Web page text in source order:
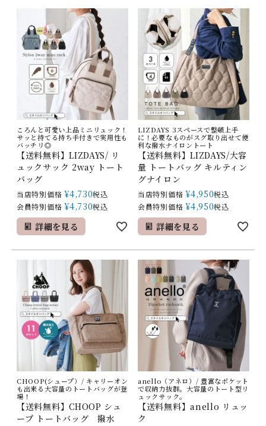
ころんと可愛い上品ミニリュック！
サッと持てる持ち手付きで実用性も
バッチリ◎
【送料無料】LIZDAYS/ リ
ュックサック 2way トート
バッグ
当店特別価格 ¥4,730税込
会員特別価格 ¥4,730税込
詳細を見る
LIZDAYS 3スペースで整頓上手
に！必要なものがスグ取り出せて便
利な撥水ナイロントート
【送料無料】LIZDAYS/大容
量 トートバッグ キルティン
グナイロン
当店特別価格 ¥4,950税込
会員特別価格 ¥4,950税込
詳細を見る
CHOOP(シュープ）/ キャリーオン
も出来る大容量のトートバッグが登
場！
【送料無料】CHOOP シュ
ープ トートバッグ 撥水
anello（アネロ）/ 豊富なポケット
で収納力抜群。大容量のトート型リ
ュックサック。
【送料無料】anello リュッ
ク